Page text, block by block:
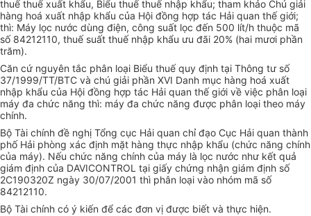
thuế thuế xuất khẩu, Biểu thuế thuế nhập khẩu; tham khảo Chú giải
hàng hoá xuất nhập khẩu của Hội đồng hợp tác Hải quan thế giới;
thì: Máy lọc nước dùng điện, công suất lọc đến 500 lít/h thuộc mã
số 84212110, thuế suất thuế nhập khẩu ưu đãi 20% (hai mươi phần
trăm).
Căn cứ nguyên tắc phân loại Biểu thuế quy định tại Thông tư số
37/1999/TT/BTC và chú giải phần XVI Danh mục hàng hoá xuất
nhập khẩu của Hội đồng hợp tác Hải quan thế giới về việc phân loại
máy đa chức năng thì: máy đa chức năng được phân loại theo máy
chính.
Bộ Tài chính đề nghị Tổng cục Hải quan chỉ đạo Cục Hải quan thành
phố Hải phòng xác định mặt hàng thực nhập khẩu (chức năng chính
của máy). Nếu chức năng chính của máy là lọc nước như kết quả
giám định của DAVICONTROL tại giấy chứng nhận giám định số
2C190320Z ngày 30/07/2001 thì phân loại vào nhóm mã số
84212110.
Bộ Tài chính có ý kiến để các đơn vị được biết và thực hiện.